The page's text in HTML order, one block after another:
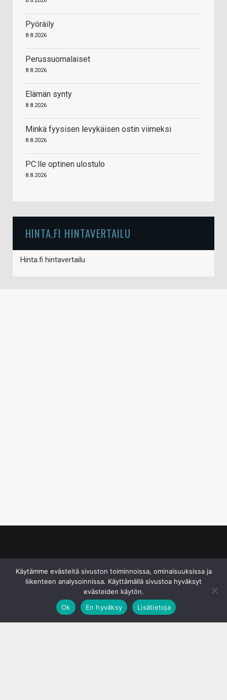
Pyöräily
8.8.2026
Perussuomalaiset
8.8.2026
Elämän synty
8.8.2026
Minkä fyysisen levykäisen ostin viimeksi
8.8.2026
PC:lle optinen ulostulo
8.8.2026
HINTA.FI HINTAVERTAILU
Hinta.fi hintavertailu
Käytämme evästeitä sivuston toiminnoissa, ominaisuuksissa ja
liikenteen analysoinnissa. Käyttämällä sivustoa hyväksyt
evästeiden käytön.
Ok
En hyväksy Lisätietoja